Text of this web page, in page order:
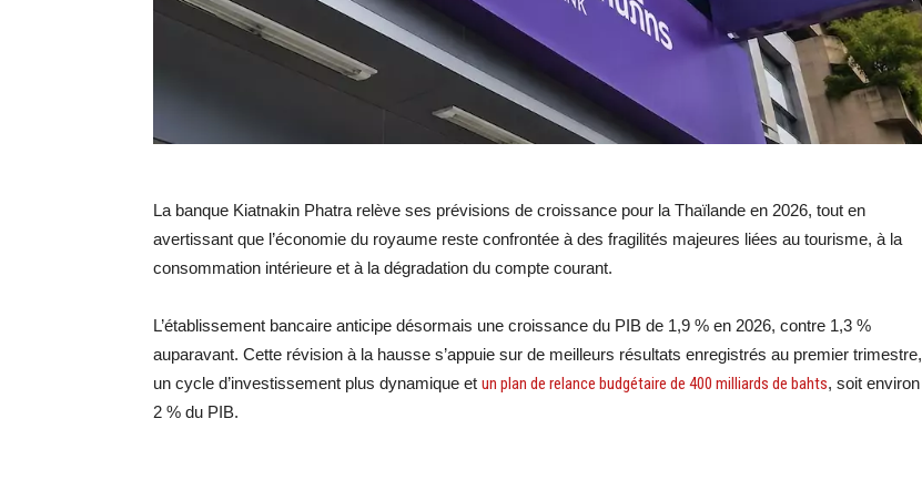
La banque Kiatnakin Phatra relève ses prévisions de croissance pour la Thaïlande en 2026, tout en
avertissant que l’économie du royaume reste confrontée à des fragilités majeures liées au tourisme, à la
consommation intérieure et à la dégradation du compte courant.
L’établissement bancaire anticipe désormais une croissance du PIB de 1,9 % en 2026, contre 1,3 %
auparavant. Cette révision à la hausse s’appuie sur de meilleurs résultats enregistrés au premier trimestre,
un cycle d’investissement plus dynamique et un plan de relance budgétaire de 400 milliards de bahts, soit environ
2 % du PIB.